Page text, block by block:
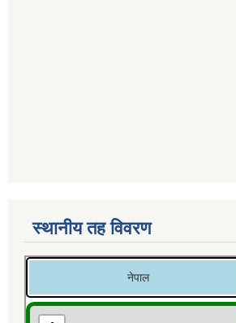
स्थानीय तह विवरण